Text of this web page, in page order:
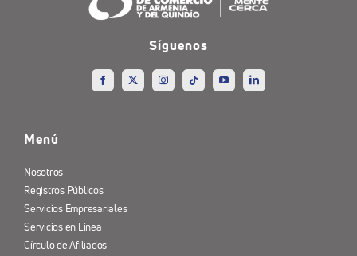
Síguenos
Menú
Nosotros
Registros Públicos
Servicios Empresariales
Servicios en Línea
Círculo de Afiliados